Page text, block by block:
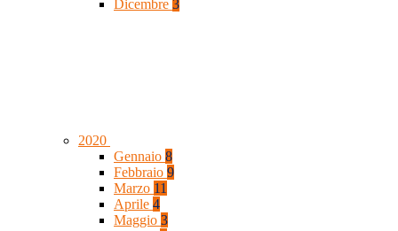
Dicembre 3
2020
Gennaio 8
Febbraio 9
Marzo 11
Aprile 4
Maggio 3